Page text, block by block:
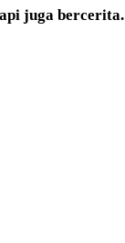
juga bercerita.